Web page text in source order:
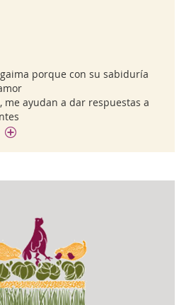
porque con su sabiduría
ayudan a dar respuestas a